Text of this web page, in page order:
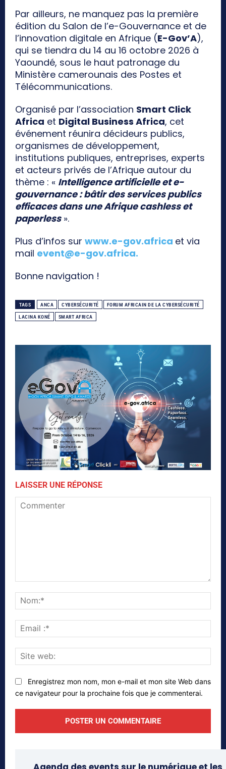
Par ailleurs, ne manquez pas la première
édition du Salon de l’e-Gouvernance et de
l’innovation digitale en Afrique (E-Gov’A),
qui se tiendra du 14 au 16 octobre 2026 à
Yaoundé, sous le haut patronage du
Ministère camerounais des Postes et
Télécommunications.
Organisé par l’association Smart Click
Africa et Digital Business Africa, cet
événement réunira décideurs publics,
organismes de développement,
institutions publiques, entreprises, experts
et acteurs privés de l’Afrique autour du
thème : « Intelligence artificielle et e-
gouvernance : bâtir des services publics
efficaces dans une Afrique cashless et
paperless».
Plus d’infos sur www.e-gov.africa et via
mail event@e-gov.africa.
Bonne navigation !
TAGS ANCA CYBERSÉCURITÉ FORUM AFRICAIN DE LA CYBERSÉCURITÉ
LACINA KONÉ SMART AFRICA
LAISSER UNE RÉPONSE
:*
web:
Enregistrez mon nom, mon e-mail et mon site Web dans
ce navigateur pour la prochaine fois que je commenterai.